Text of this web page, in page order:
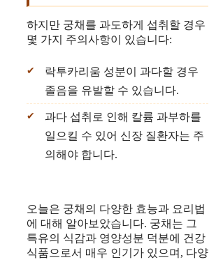
하지만 궁채를 과도하게 섭취할 경우
몇 가지 주의사항이 있습니다:
락투카리움 성분이 과다할 경우
졸음을 유발할 수 있습니다.
과다 섭취로 인해 칼륨 과부하를
일으킬 수 있어 신장 질환자는 주
의해야 합니다.
오늘은 궁채의 다양한 효능과 요리법
에 대해 알아보았습니다. 궁채는 그
특유의 식감과 영양성분 덕분에 건강
식품으로서 매우 인기가 있으며, 다양